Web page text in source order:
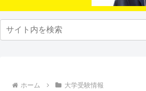
ホーム 大学受験情報